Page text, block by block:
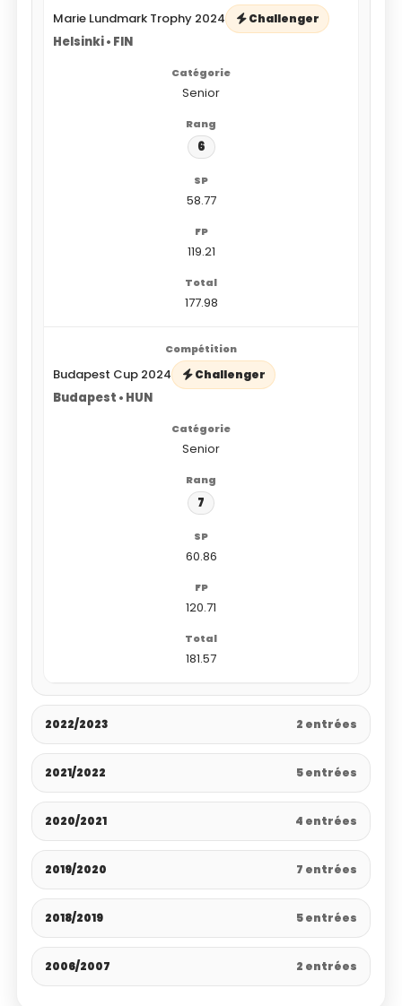
Marie Lundmark Trophy 2024 Challenger
Helsinki • FIN
Senior
6
58.77
119.21
177.98
Budapest Cup 2024 Challenger
Budapest • HUN
Senior
7
60.86
120.71
181.57
2022/2023 2 entrées
2021/2022 5 entrées
2020/2021 4 entrées
2019/2020 7 entrées
2018/2019 5 entrées
2006/2007 2 entrées